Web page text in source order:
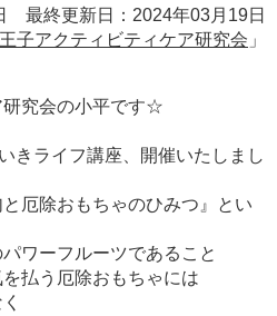
最終更新日：2024年03月19日
子アクティビティケア研究会 」
研究会の小平です☆
きライフ講座、開催いたしまし
厄除おもちゃのひみつ』とい
ワーフルーツであること
払う厄除おもちゃには